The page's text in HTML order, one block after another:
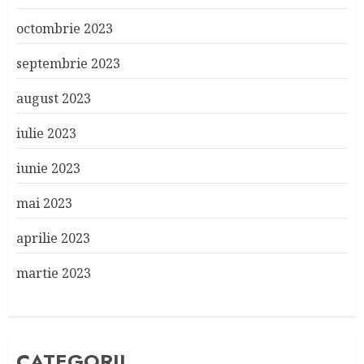
octombrie 2023
septembrie 2023
august 2023
iulie 2023
iunie 2023
mai 2023
aprilie 2023
martie 2023